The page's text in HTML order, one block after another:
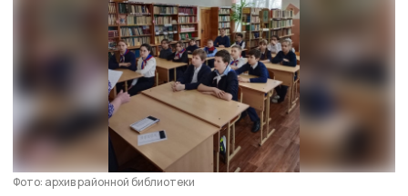
Фото: архив районной библиотеки